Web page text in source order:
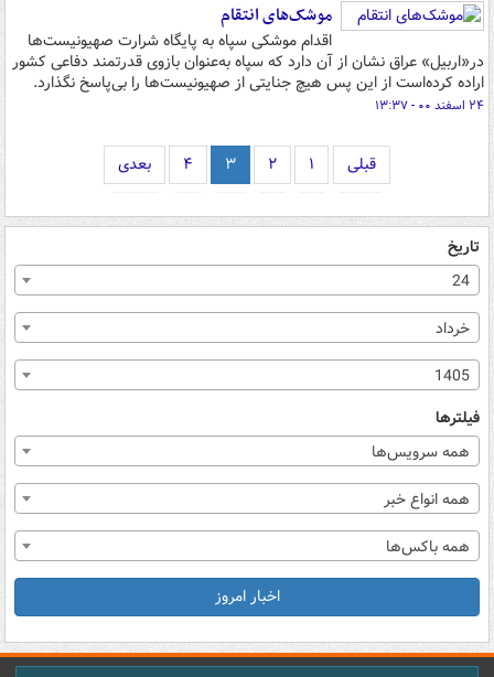
موشک‌های انتقام
اقدام موشکی سپاه به پایگاه شرارت صهیونیست‌ها
در«اربیل» عراق نشان از آن دارد که سپاه به‌عنوان بازوی قدرتمند دفاعی کشور
اراده کرده‌است از این پس هیچ جنایتی از صهیونیست‌ها را بی‌پاسخ نگذارد.
۲۴ اسفند ۰۰ - ۱۳:۳۷
قبلی ۱ ۲ ۳ ۴ بعدی
تاریخ
24
خرداد
1405
فیلترها
همه سرویس‌ها
همه انواع خبر
همه باکس‌ها
اخبار امروز